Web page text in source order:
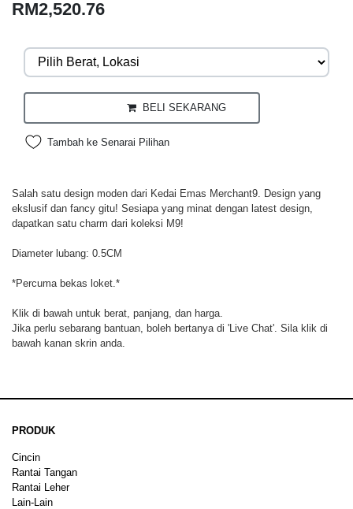
RM2,520.76
BELI SEKARANG
Tambah ke Senarai Pilihan
Salah satu design moden dari Kedai Emas Merchant9. Design yang
ekslusif dan fancy gitu! Sesiapa yang minat dengan latest design,
dapatkan satu charm dari koleksi M9!
Diameter lubang: 0.5CM
*Percuma bekas loket.*
Klik di bawah untuk berat, panjang, dan harga.
Jika perlu sebarang bantuan, boleh bertanya di 'Live Chat'. Sila klik di
bawah kanan skrin anda.
PRODUK
Cincin
Rantai Tangan
Rantai Leher
Lain-Lain